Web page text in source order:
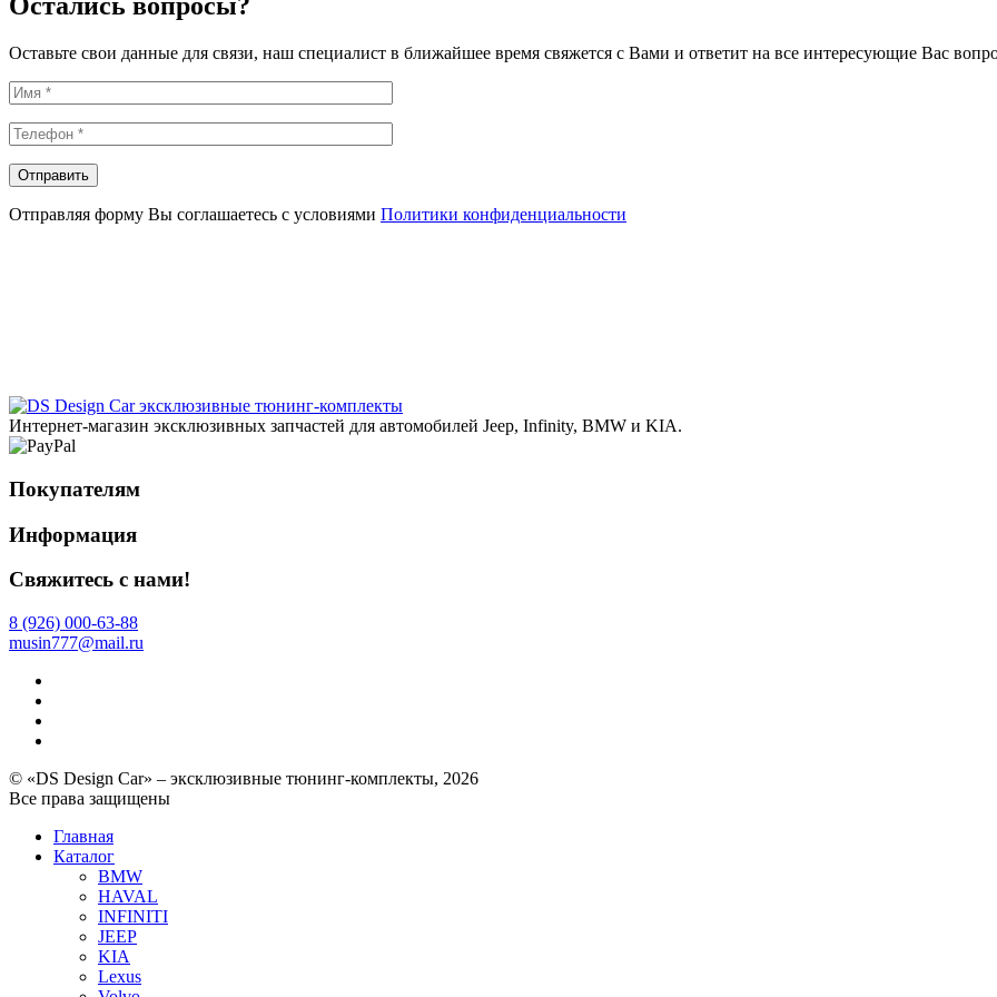
Остались вопросы?
Оставьте свои данные для связи, наш специалист в ближайшее время свяжется с Вами и ответит на все интересующие Вас
Отправляя форму Вы соглашаетесь с условиями Политики конфиденциальности
эксклюзивные тюнинг-комплекты
Интернет-магазин эксклюзивных запчастей для автомобилей Jeep, Infinity, BMW и KIA.
Покупателям
Информация
Свяжитесь с нами!
8 (926) 000-63-88
musin777@mail.ru
© «DS Design Car» – эксклюзивные тюнинг-комплекты, 2026
Все права защищены
Главная
Каталог
BMW
HAVAL
INFINITI
JEEP
KIA
Lexus